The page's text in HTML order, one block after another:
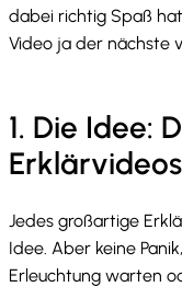
dabei richtig Spaß
Video ja der nächste
1. Die Idee:
Erklärvideos
Jedes großartige
Idee. Aber keine
Erleuchtung warten